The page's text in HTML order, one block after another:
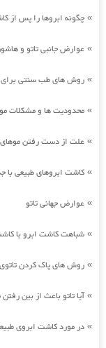
» چگونه ابروها را پس از
» عوارض جانبی تاتو و
» روش های طب سنتی برای
» محدودیت ها و مشکلات
» علت از دست رفتن موهای
» کاشت ابروهای طبیعی با
» عوارض جهانی تاتو
» شباهت کاشت ابرو با
» روش های پاک کردن
»آیا تاتو باعث از بین
» در مورد کاشت ابروی